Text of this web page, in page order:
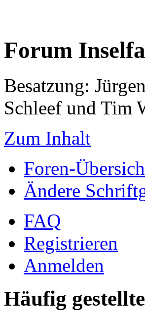
Forum
Besatzung:
Schleef und Tim
Zum Inhalt
Foren-
Ändere
FAQ
Registrieren
Anmelden
Häufig